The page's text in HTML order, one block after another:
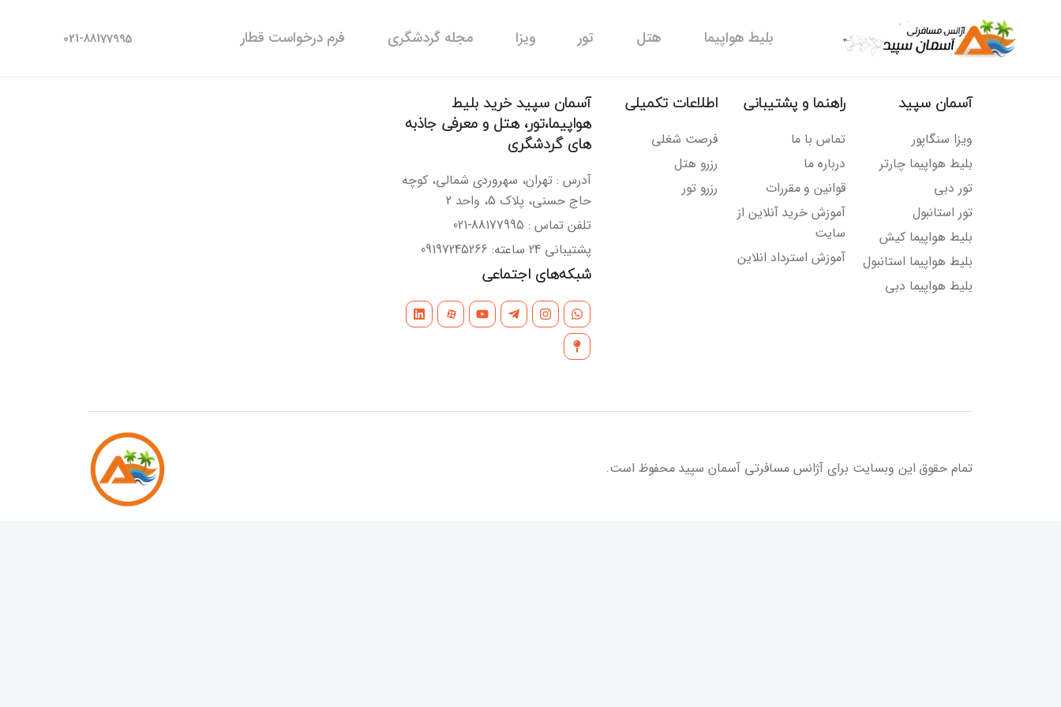
بلیط هواپیما هتل تور ویزا مجله گردشگری فرم درخواست قطار 021-88177995
آسمان سپید
ویزا سنگاپور
بلیط هواپیما چارتر
تور دبی
تور استانبول
بلیط هواپیما کیش
بلیط هواپیما استانبول
بلیط هواپیما دبی
راهنما و پشتیبانی
تماس با ما
درباره ما
قوانین و مقررات
آموزش خرید آنلاین از
سایت
آموزش استرداد انلاین
اطلاعات تکمیلی
فرصت شغلی
رزرو هتل
رزرو تور
آسمان سپید خرید بلیط
هواپیما،تور، هتل و معرفی جاذبه
های گردشگری
آدرس : تهران، سهروردی شمالی، کوچه
حاج حسنی، پلاک 5، واحد 2
تلفن تماس : 88177995-021
پشتیبانی 24 ساعته: 09197245266
شبکه‌های اجتماعی
تمام حقوق این وبسایت برای آژانس مسافرتی آسمان سپید محفوظ است.